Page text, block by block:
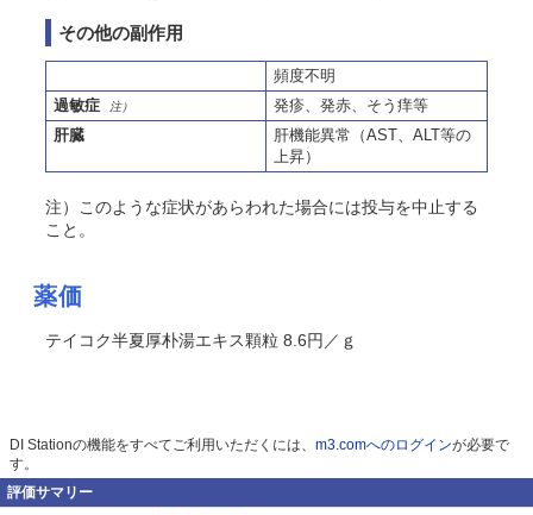
その他の副作用
頻度不明
過敏症
注） 発疹、発赤、 そう 痒等
肝臓
肝機能異常（AST、ALT等の
上昇）
注）このような症状があらわれた場合には投与を中止する
こと。
薬価
テイコク半夏厚朴湯エキス顆粒 8.6円／ｇ
DI Stationの機能をすべてご利用いただくには、 m3.comへのログインが必要で
す。
評価サマリー